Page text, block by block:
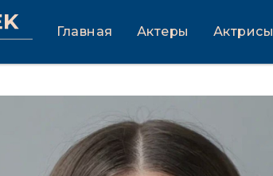
Главная Актеры Актрисы